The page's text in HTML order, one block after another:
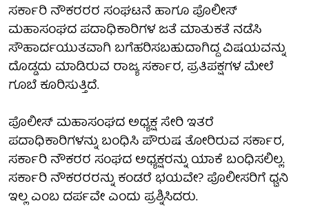
ಸರ್ಕಾರಿ ನೌಕರರರ ಸಂಘಟನೆ ಹಾಗೂ ಪೊಲೀಸ್‌
ಮಹಾಸಂಘದ ಪದಾಧಿಕಾರಿಗಳ ಜತೆ ಮಾತುಕತೆ ನಡೆಸಿ
ಸೌಹಾರ್ದಯುತವಾಗಿ ಬಗೆಹರಿಸಬಹುದಾಗಿದ್ದ ವಿಷಯವನ್ನು
ದೊಡ್ಡದು ಮಾಡಿರುವ ರಾಜ್ಯ ಸರ್ಕಾರ, ಪ್ರತಿಪಕ್ಷಗಳ ಮೇಲೆ
ಗೂಬೆ ಕೂರಿಸುತ್ತಿದೆ.
ಪೊಲೀಸ್‌ ಮಹಾಸಂಘದ ಅಧ್ಯಕ್ಷ ಸೇರಿ ಇತರೆ
ಪದಾಧಿಕಾರಿಗಳನ್ನು ಬಂಧಿಸಿ ಪೌರುಷ ತೋರಿರುವ ಸರ್ಕಾರ,
ಸರ್ಕಾರಿ ನೌಕರರ ಸಂಘದ ಅಧ್ಯಕ್ಷರನ್ನು ಯಾಕೆ ಬಂಧಿಸಲಿಲ್ಲ.
ಸರ್ಕಾರಿ ನೌಕರರರನ್ನು ಕಂಡರೆ ಭಯವೇ? ಪೊಲೀಸರಿಗೆ ಧ್ವನಿ
ಇಲ್ಲ ಎಂಬ ದರ್ಪವೇ ಎಂದು ಪ್ರಶ್ನಿಸಿದರು.